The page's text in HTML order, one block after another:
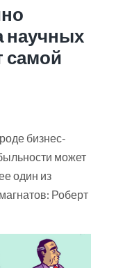
научных
самой
бизнес-
может
один из
Роберт